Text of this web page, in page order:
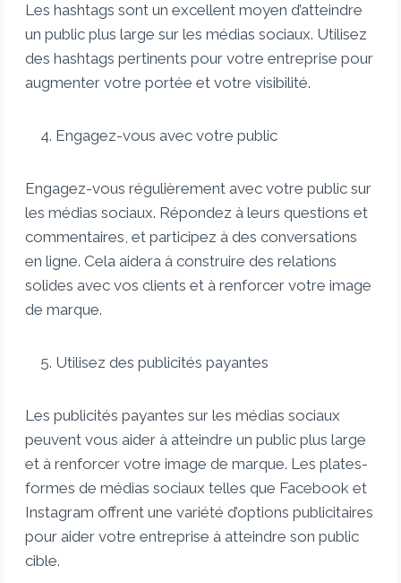
Les hashtags sont un excellent moyen d’atteindre
un public plus large sur les médias sociaux. Utilisez
des hashtags pertinents pour votre entreprise pour
augmenter votre portée et votre visibilité.
Engagez-vous avec votre public
Engagez-vous régulièrement avec votre public sur
les médias sociaux. Répondez à leurs questions et
commentaires, et participez à des conversations
en ligne. Cela aidera à construire des relations
solides avec vos clients et à renforcer votre image
de marque.
Utilisez des publicités payantes
Les publicités payantes sur les médias sociaux
peuvent vous aider à atteindre un public plus large
et à renforcer votre image de marque. Les plates-
formes de médias sociaux telles que Facebook et
Instagram offrent une variété d’options publicitaires
pour aider votre entreprise à atteindre son public
cible.